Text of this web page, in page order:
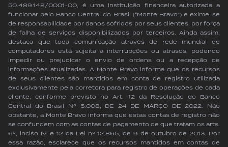
50.489.148/0001-00, é uma instituição financeira autorizada a
funcionar pelo Banco Central do Brasil (“Monte Bravo”) e exime-se
de responsabilidade por danos sofridos por seus clientes, por força
de falha de serviços disponibilizados por terceiros. Ainda assim,
destaca que toda comunicação através de rede mundial de
computadores está sujeita a interrupções ou atrasos, podendo
impedir ou prejudicar o envio de ordens ou a recepção de
informações atualizadas. A Monte Bravo informa que os recursos
de seus clientes são mantidos em conta de registro utilizada
exclusivamente pela corretora para registro de operações de cada
cliente, conforme previsto no Art. 12 da Resolução do Banco
Central do Brasil Nº 5.008, DE 24 DE MARÇO DE 2022. Não
obstante, a Monte Bravo informa que estas contas de registro não
se confundem com as contas de pagamento de que tratam os arts.
6º, inciso IV, e 12 da Lei nº 12.865, de 9 de outubro de 2013. Por
essa razão, esclarece que os recursos mantidos em contas de